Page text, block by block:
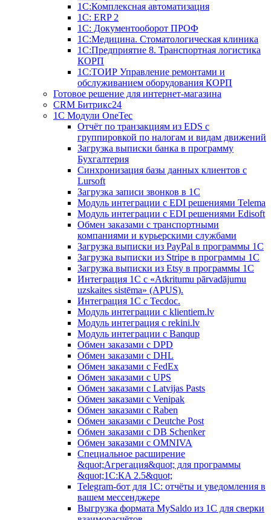
1C:Комплексная автоматизация
1С: ERP 2
1С: Документооборот ПРОФ
1С:Медицина. Стоматологическая клиника
1С:Предприятие 8. Транспортная логистика
КОРП
1С:ТОИР Управление ремонтами и
обслуживанием оборудования КОРП
Готовое решение для интернет-магазина
CRM Битрикс24
1C Модули OneTec
Отчёт по транзакциям из EDS с
группировкой по налогам и видам движений
Загрузка выписки банка в программу
Бухгалтерия
Синхронизация базы данных клиентов с
Lursoft
Загрузка записи звонков в 1С
Модуль интеграции с EDI решениями Telema
Модуль интеграции с EDI решениями Edisoft
Обмен заказами с транспортными
компаниями и курьерскими службами
Загрузка выписки из PayPal в программы 1C
Загрузка выписки из Stripe в программы 1C
Загрузка выписки из Etsy в программы 1C
Интеграция 1С с «Atkritumu pārvadājumu
uzskaites sistēma» (APUS).
Интеграция 1С с Tecdoc.
Модуль интеграции с klientiem.lv
Модуль интеграция с rekini.lv
Модуль интеграции с Banqup
Обмен заказами с DPD
Обмен заказами с DHL
Обмен заказами с FedEx
Обмен заказами с UPS
Обмен заказами с Latvijas Pasts
Обмен заказами с Venipak
Обмен заказами с Raben
Обмен заказами с Deutche Post
Обмен заказами с DB Schenker
Обмен заказами с OMNIVA
Специальное расширение
&quot;Агрегация&quot; для программы
&quot;1С:КA 2.5&quot;
Telegram-бот для 1С: отчёты и уведомления в
вашем мессенджере
Выгрузка формата MySaldo из 1C для сверки